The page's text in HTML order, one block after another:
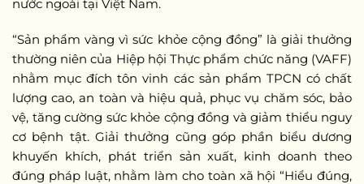
nước ngoài tại Việt Nam.
“Sản phẩm vàng vì sức khỏe cộng đồng” là giải thưởng
thường niên của Hiệp hội Thực phẩm chức năng (VAFF)
nhằm mục đích tôn vinh các sản phẩm TPCN có chất
lượng cao, an toàn và hiệu quả, phục vụ chăm sóc, bảo
vệ, tăng cường sức khỏe cộng đồng và giảm thiểu nguy
cơ bệnh tật. Giải thưởng cũng góp phần biểu dương
khuyến khích, phát triển sản xuất, kinh doanh theo
đúng pháp luật, nhằm làm cho toàn xã hội “Hiểu đúng,